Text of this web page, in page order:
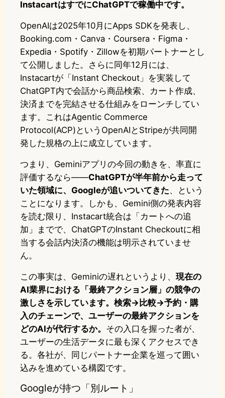
InstacartはすでにChatGPTで稼働中です。
OpenAIは2025年10月にApps SDKを発表し、
Booking.com・Canva・Coursera・Figma・
Expedia・Spotify・Zillowを初期パートナーとし
て公開しました。さらに同年12月には、
Instacartが「Instant Checkout」を実装して
ChatGPT内で会話から商品検索、カート作成、
決済までを完結させる仕組みをローンチしてい
ます。これはAgentic Commerce
Protocol(ACP)というOpenAIとStripeが共同開
発した規格の上に成立しています。
つまり、Geminiアプリの今回の動きを、率直に
評価するなら――ChatGPTが半年前から走って
いた領域に、Googleが追いついてきた、という
ことになります。しかも、Gemini側の発表内容
を読む限り、Instacart統合は「カートへの追
加」までで、ChatGPTのInstant Checkoutに相
当する会話内決済の機能は明示されていませ
ん。
この事実は、Geminiの遅れというより、 現在の
AI業界における「最終アクション層」の競争の
激しさを示しています。検索→比較→予約・購
入のチェーンで、ユーザーの最終アクションを
どのAIが代行するか。 その入口を握った者が、
ユーザーの生活データに最も深くアクセスでき
る。各社が、同じパートナー企業を巡って囲い
込みを進めている構図です。
Googleが持つ「別ルート」